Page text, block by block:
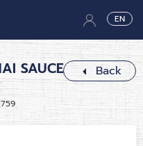
EN
SAUCE Back